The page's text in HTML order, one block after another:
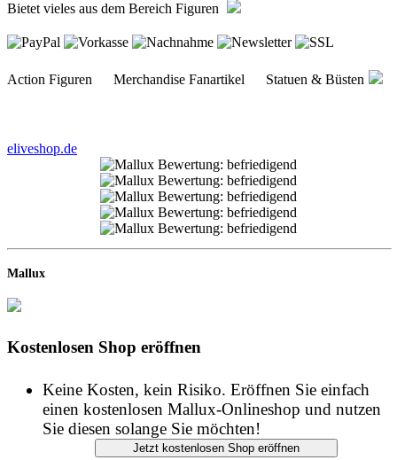
Bietet vieles aus dem Bereich Figuren
Action Figuren Merchandise Fanartikel Statuen & Büsten
eliveshop.de
Mallux
Kostenlosen Shop eröffnen
Keine Kosten, kein Risiko. Eröffnen Sie einfach
einen kostenlosen Mallux-Onlineshop und nutzen
Sie diesen solange Sie möchten!